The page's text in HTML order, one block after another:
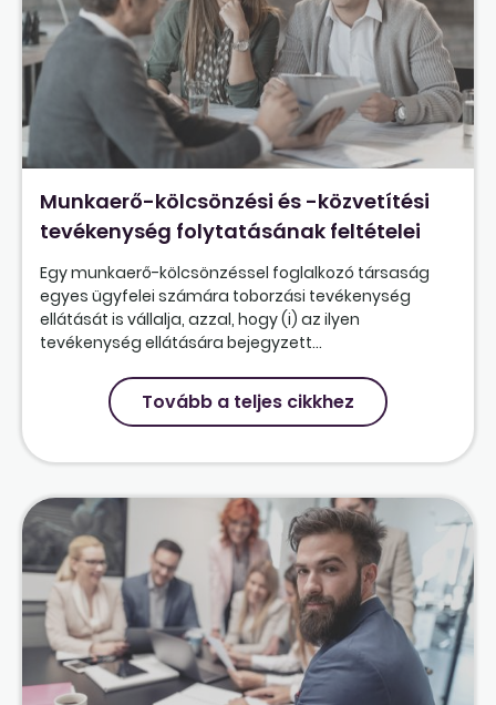
Munkaerő-kölcsönzési és -közvetítési
tevékenység folytatásának feltételei
Egy munkaerő-kölcsönzéssel foglalkozó társaság
egyes ügyfelei számára toborzási tevékenység
ellátását is vállalja, azzal, hogy (i) az ilyen
tevékenység ellátására bejegyzett...
Tovább a teljes cikkhez